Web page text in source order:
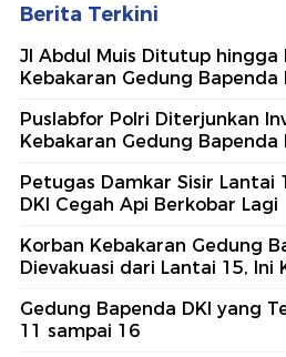
Berita Terkini
Jl Abdul Muis Ditutup hingga
Kebakaran Gedung Bapenda
Puslabfor Polri Diterjunkan
Kebakaran Gedung Bapenda
Petugas Damkar Sisir Lantai
DKI Cegah Api Berkobar Lagi
Korban Kebakaran Gedung
Dievakuasi dari Lantai 15, Ini
Gedung Bapenda DKI yang
11 sampai 16